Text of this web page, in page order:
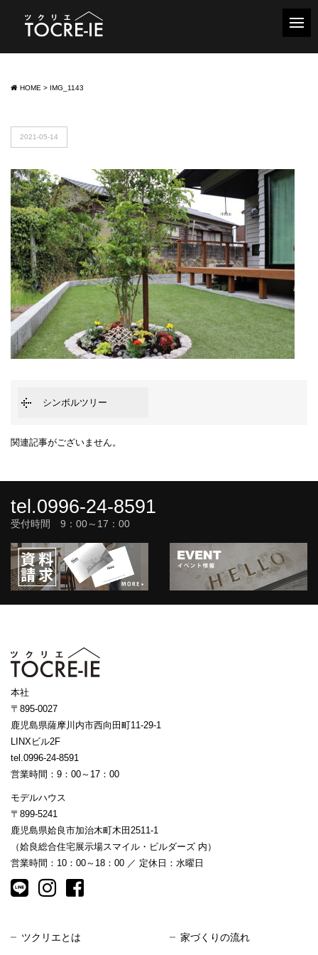
HOME > IMG_1143
2021-05-14
シンボルツリー
関連記事がございません。
tel.0996-24-8591
受付時間 9：00～17：00
本社
〒895-0027
鹿児島県薩摩川内市西向田町11-29-1
LINXビル2F
tel.0996-24-8591
営業時間：9：00～17：00
モデルハウス
〒899-5241
鹿児島県姶良市加治木町木田2511-1
（姶良総合住宅展示場スマイル・ビルダーズ 内）
営業時間：10：00～18：00 ／ 定休日：水曜日
ツクリエとは 家づくりの流れ